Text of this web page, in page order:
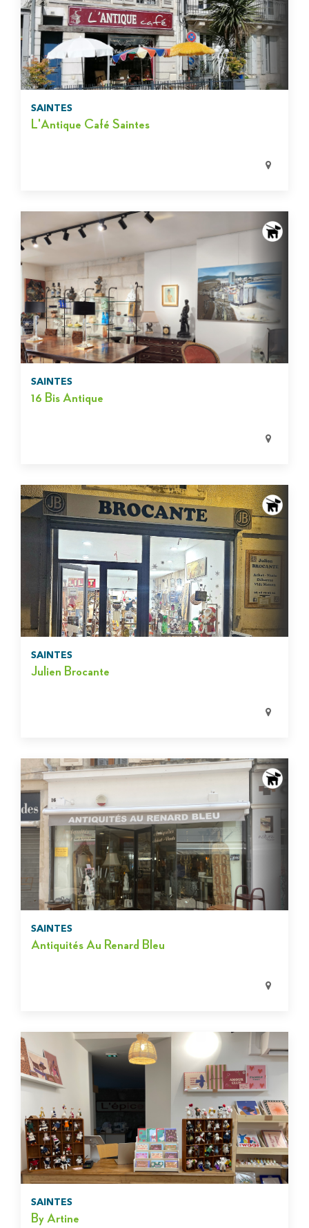
SAINTES
L'Antique Café Saintes
SAINTES
16 Bis Antique
SAINTES
Julien Brocante
SAINTES
Antiquités Au Renard Bleu
SAINTES
By Artine